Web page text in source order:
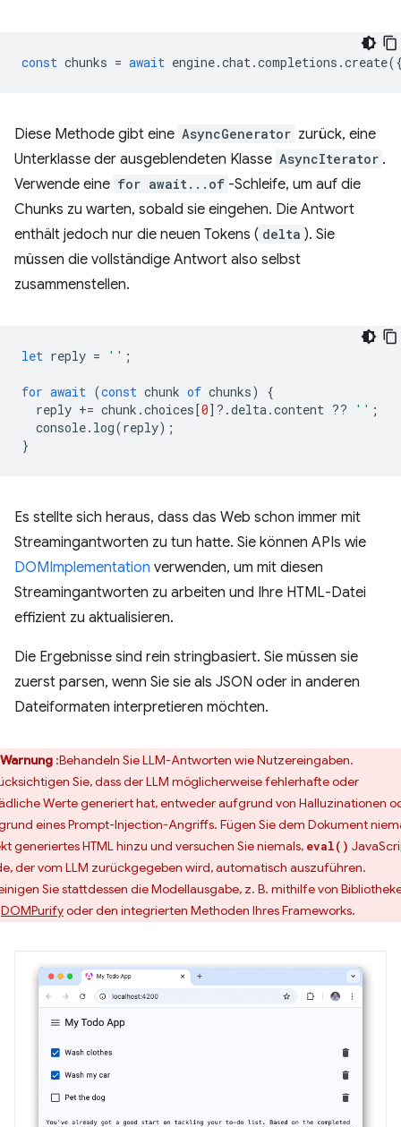
const chunks = await engine.chat.completions .create
Diese Methode gibt eine AsyncGenerator zurück, eine
Unterklasse der ausgeblendeten Klasse AsyncIterator .
Verwende eine for await...of -Schleife, um auf die
Chunks zu warten, sobald sie eingehen. Die Antwort
enthält jedoch nur die neuen Tokens ( delta ). Sie
müssen die vollständige Antwort also selbst
zusammenstellen.
let reply = '' ;
for await (const chunk of chunks)
{
reply += chunk .choices[0] ? .delta.content ?? '' ;
console. log(reply);
}
Es stellte sich heraus, dass das Web schon immer mit
Streamingantworten zu tun hatte. Sie können APIs wie
DOMImplementation verwenden, um mit diesen
Streamingantworten zu arbeiten und Ihre HTML-Datei
effizient zu aktualisieren.
Die Ergebnisse sind rein stringbasiert. Sie müssen sie
zuerst parsen, wenn Sie sie als JSON oder in anderen
Dateiformaten interpretieren möchten.
Warnung :Behandeln Sie LLM-Antworten wie Nutzereingaben.
Sie, dass der LLM möglicherweise fehlerhafte oder
Werte generiert hat, entweder aufgrund von Halluzinationen
eines Prompt-Injection-Angriffs. Fügen Sie dem Dokument
generiertes HTML hinzu und versuchen Sie niemals, eval()
der vom LLM zurückgegeben wird, automatisch auszuführen.
Sie stattdessen die Modellausgabe, z. B. mithilfe von
DOMPurifyoder den integrierten Methoden Ihres Frameworks.